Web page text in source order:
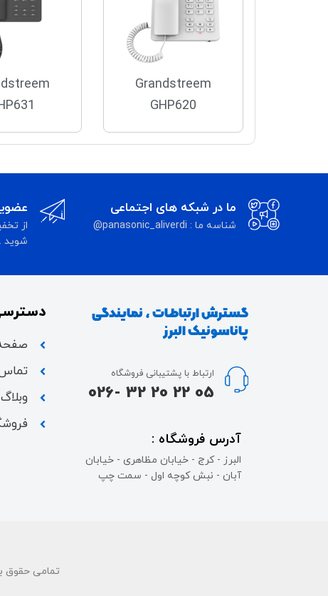
Grandstreem
GHP620
ما در شبکه های اجتماعی
شناسه ما : panasonic_aliverdi@
از
شوید
گسترش ارتباطات ، نمایندگی
پاناسونیک البرز
ارتباط با پشتیبانی فروشگاه
05 22 20 32 -026
آدرس فروشگاه :
البرز - کرج - خیابان مظاهری - خیابان
آبان - نبش کوچه اول - سمت چپ
تماس
وبلاگ
تمامی حقوق